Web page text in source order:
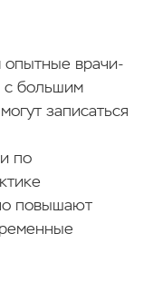
опытные врачи-
с большим
записаться
по
повышают